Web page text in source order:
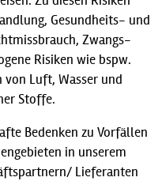
Gesundheits- und
Zwangs-
Risiken wie bspw.
von Luft, Wasser und
Stoffe.
Bedenken zu Vorfällen
in unserem
Lieferanten